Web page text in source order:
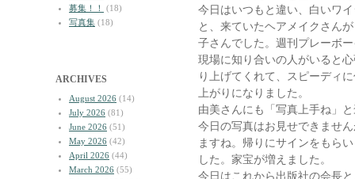
募集！！
(18)
写真集 (18)
ARCHIVES
August 2026 (14)
July 2026 (81)
June 2026 (51)
May 2026 (42)
April 2026 (44)
March 2026 (55)
今日はいつもと違い、白いワ
と、来ていたヘアメイクさん
子さんでした。週刊プレーボ
現場に知り合いの人がいると
り上げてくれて、スピーディ
上がりになりました。
由美さんにも「写真上手ね」
今日の写真はお見せできませ
ますね。帰りにサインをもら
した。家宝が増えました。
今日はこれから出版社の会長